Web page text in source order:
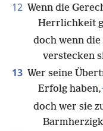
12 Wenn die
Herrlichkeit
doch wenn
verstecken
13 Wer seine
Erfolg haben,
doch wer sie